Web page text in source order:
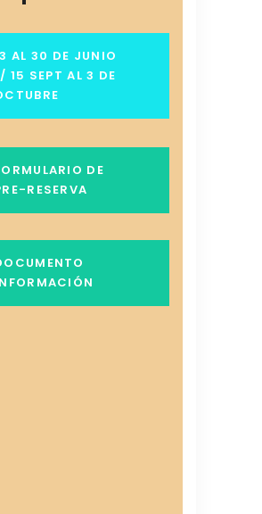
AL 30 DE JUNIO
15 SEPT AL 3 DE
DE
RESERVA